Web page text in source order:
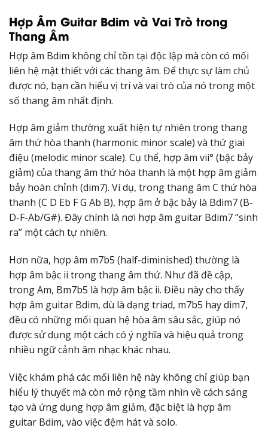
Hợp Âm Guitar Bdim và Vai Trò trong
Thang Âm
Hợp âm Bdim không chỉ tồn tại độc lập mà còn có mối
liên hệ mật thiết với các thang âm. Để thực sự làm chủ
được nó, bạn cần hiểu vị trí và vai trò của nó trong một
số thang âm nhất định.
Hợp âm giảm thường xuất hiện tự nhiên trong thang
âm thứ hòa thanh (harmonic minor scale) và thứ giai
điệu (melodic minor scale). Cụ thể, hợp âm vii° (bậc bảy
giảm) của thang âm thứ hòa thanh là một hợp âm giảm
bảy hoàn chỉnh (dim7). Ví dụ, trong thang âm C thứ hòa
thanh (C D Eb F G Ab B), hợp âm ở bậc bảy là Bdim7 (B-
D-F-Ab/G#). Đây chính là nơi hợp âm guitar Bdim7 “sinh
ra” một cách tự nhiên.
Hơn nữa, hợp âm m7b5 (half-diminished) thường là
hợp âm bậc ii trong thang âm thứ. Như đã đề cập,
trong Am, Bm7b5 là hợp âm bậc ii. Điều này cho thấy
hợp âm guitar Bdim, dù là dạng triad, m7b5 hay dim7,
đều có những mối quan hệ hòa âm sâu sắc, giúp nó
được sử dụng một cách có ý nghĩa và hiệu quả trong
nhiều ngữ cảnh âm nhạc khác nhau.
Việc khám phá các mối liên hệ này không chỉ giúp bạn
hiểu lý thuyết mà còn mở rộng tầm nhìn về cách sáng
tạo và ứng dụng hợp âm giảm, đặc biệt là hợp âm
guitar Bdim, vào việc đệm hát và solo.